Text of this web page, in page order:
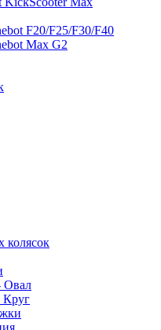
F20/F25/F30/F40
Max G2
колясок
Овал